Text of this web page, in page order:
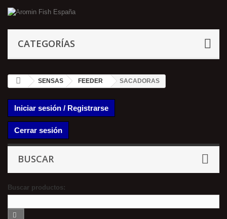
CATEGORÍAS
SENSAS FEEDER SACADORAS
Iniciar sesión / Registrarse
Cerrar sesión
BUSCAR
Buscar productos: